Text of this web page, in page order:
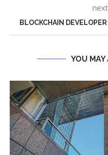
BLOCKCHAIN
YOU